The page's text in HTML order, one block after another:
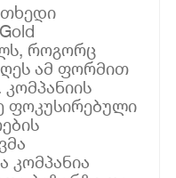
როგორც
ამ ფორმით
ფოკუსირებული
კომპანია